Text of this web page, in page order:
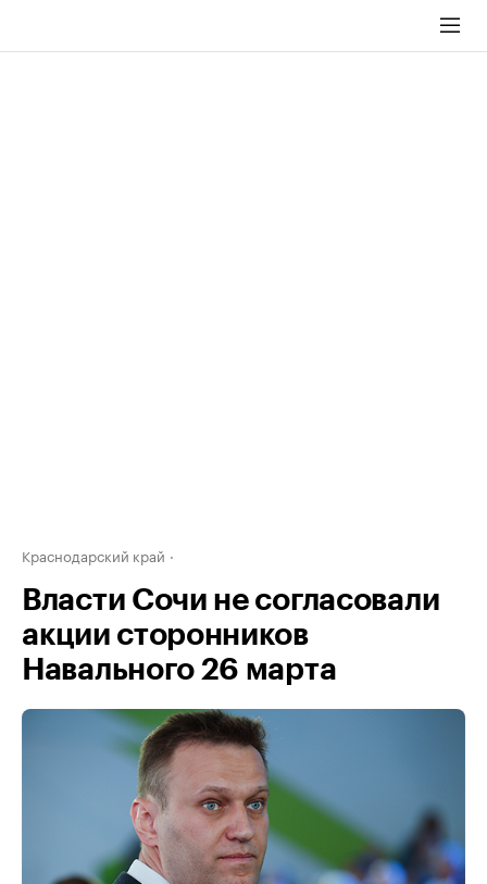
Краснодарский край
Власти Сочи не согласовали
акции сторонников
Навального 26 марта